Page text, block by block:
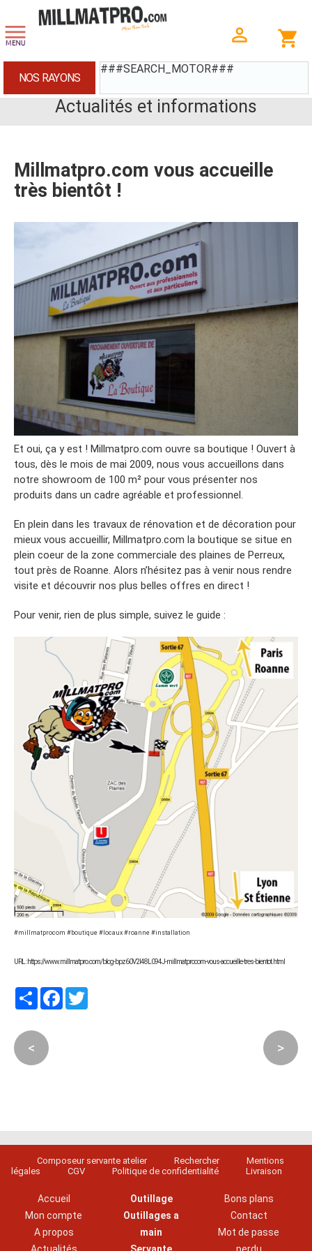
###SEARCH_MOTOR###
NOS RAYONS
Actualités et informations
Millmatpro.com vous accueille
très bientôt !
Et oui, ça y est ! Millmatpro.com ouvre sa boutique ! Ouvert à
tous, dès le mois de mai 2009, nous vous accueillons dans
notre showroom de 100 m² pour vous présenter nos
produits dans un cadre agréable et professionnel.
En plein dans les travaux de rénovation et de décoration pour
mieux vous accueillir, Millmatpro.com la boutique se situe en
plein coeur de la zone commerciale des plaines de Perreux,
tout près de Roanne. Alors n’hésitez pas à venir nous rendre
visite et découvrir nos plus belles offres en direct !
Pour venir, rien de plus simple, suivez le guide :
#millmatprocom #boutique #locaux #roanne #installation
URL : https://www.millmatpro.com/blog-bpz60V2l48L094J-millmatprocom-vous-accueille-tres-bientot.html
PartagerFacebook
< >
Composeur servante atelier Rechercher
Mentions
légales
CGV Politique de confidentialité Livraison
Accueil
Mon compte
A propos
Outillage
Outillages a
main
Bons plans
Contact
Mot de passe